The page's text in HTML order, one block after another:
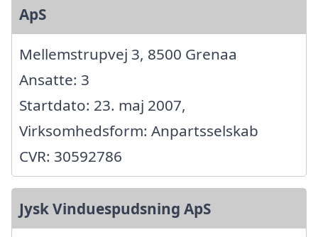
ApS
Mellemstrupvej 3, 8500 Grenaa
Ansatte: 3
Startdato: 23. maj 2007,
Virksomhedsform: Anpartsselskab
CVR: 30592786
Jysk Vinduespudsning ApS